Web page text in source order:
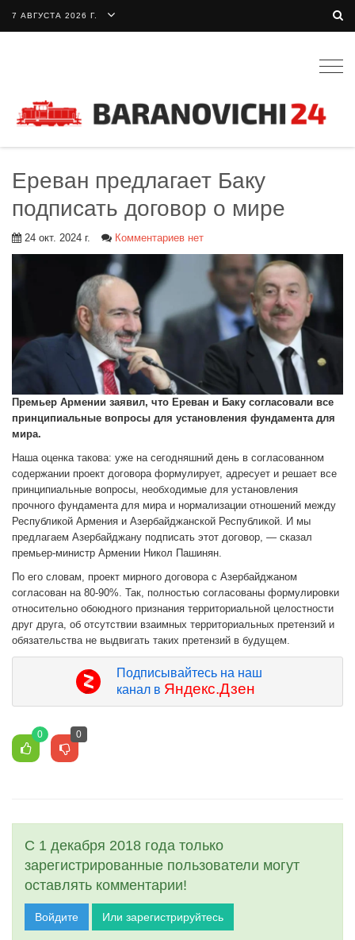
7 АВГУСТА 2026 Г.
Ереван предлагает Баку
подписать договор о мире
24 окт. 2024 г. Комментариев нет
Премьер Армении заявил, что Ереван и Баку согласовали все
принципиальные вопросы для установления фундамента для
мира.
Наша оценка такова: уже на сегодняшний день в согласованном
содержании проект договора формулирует, адресует и решает все
принципиальные вопросы, необходимые для установления
прочного фундамента для мира и нормализации отношений между
Республикой Армения и Азербайджанской Республикой. И мы
предлагаем Азербайджану подписать этот договор, — сказал
премьер-министр Армении Никол Пашинян.
По его словам, проект мирного договора с Азербайджаном
согласован на 80-90%. Так, полностью согласованы формулировки
относительно обоюдного признания территориальной целостности
друг друга, об отсутствии взаимных территориальных претензий и
обязательства не выдвигать таких претензий в будущем.
Подписывайтесь на наш
канал в Яндекс.Дзен
0 0
С 1 декабря 2018 года только
зарегистрированные пользователи могут
оставлять комментарии!
Войдите Или зарегистрируйтесь